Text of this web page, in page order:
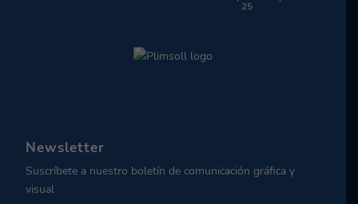
25
Newsletter
Suscríbete a nuestro boletín de comunicación gráfica y
visual